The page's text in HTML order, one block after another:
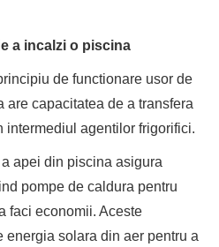
a incalzi o piscina
de functionare usor de
are capacitatea de a transfera
intermediul agentilor frigorifici.
apei din piscina asigura
pompe de caldura pentru
faci economii. Aceste
energia solara din aer pentru a